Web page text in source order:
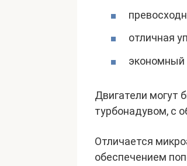
отличная
экономный
Двигатели могут
турбонадувом, с
Отличается
обеспечением